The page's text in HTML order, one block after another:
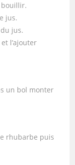
bouillir.
jus.
jus.
l’ajouter
un bol monter
rhubarbe puis